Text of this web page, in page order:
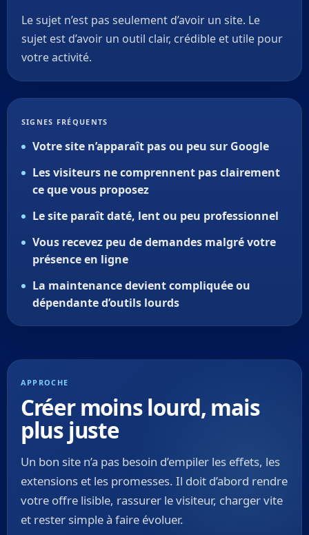
Le sujet n’est pas seulement d’avoir un site. Le
sujet est d’avoir un outil clair, crédible et utile pour
votre activité.
SIGNES FRÉQUENTS
Votre site n’apparaît pas ou peu sur Google
Les visiteurs ne comprennent pas clairement
ce que vous proposez
Le site paraît daté, lent ou peu professionnel
Vous recevez peu de demandes malgré votre
présence en ligne
La maintenance devient compliquée ou
dépendante d’outils lourds
APPROCHE
Créer moins lourd, mais
plus juste
Un bon site n’a pas besoin d’empiler les effets, les
extensions et les promesses. Il doit d’abord rendre
votre offre lisible, rassurer le visiteur, charger vite
et rester simple à faire évoluer.